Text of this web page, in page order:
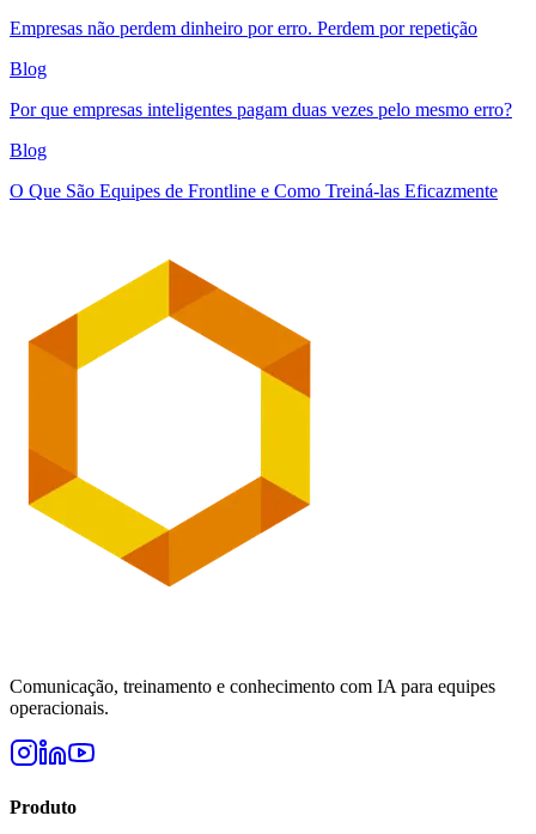
Empresas não perdem dinheiro por erro. Perdem por repetição
Blog
Por que empresas inteligentes pagam duas vezes pelo mesmo erro?
Blog
O Que São Equipes de Frontline e Como Treiná-las Eficazmente
Comunicação, treinamento e conhecimento com IA para equipes
operacionais.
Produto